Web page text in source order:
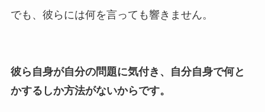
でも、彼らには何を言っても響きません。
彼ら自身が自分の問題に気付き、自分自身で何と
かするしか方法がないからです。